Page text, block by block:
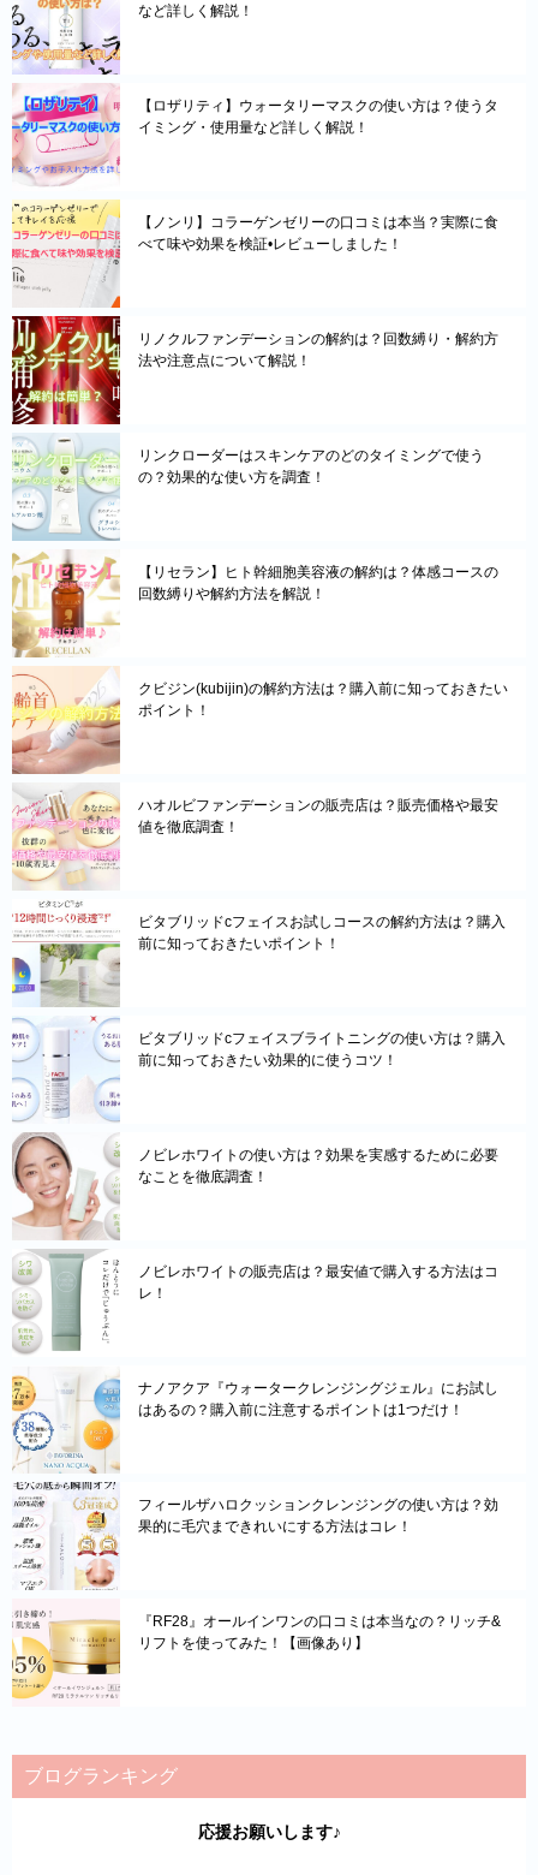
など詳しく解説！
【ロザリティ】ウォータリーマスクの使い方は？使うタ
イミング・使用量など詳しく解説！
【ノンリ】コラーゲンゼリーの口コミは本当？実際に食
べて味や効果を検証•レビューしました！
リノクルファンデーションの解約は？回数縛り・解約方
法や注意点について解説！
リンクローダーはスキンケアのどのタイミングで使う
の？効果的な使い方を調査！
【リセラン】ヒト幹細胞美容液の解約は？体感コースの
回数縛りや解約方法を解説！
クビジン(kubijin)の解約方法は？購入前に知っておきたい
ポイント！
ハオルビファンデーションの販売店は？販売価格や最安
値を徹底調査！
ビタブリッドcフェイスお試しコースの解約方法は？購入
前に知っておきたいポイント！
ビタブリッドcフェイスブライトニングの使い方は？購入
前に知っておきたい効果的に使うコツ！
ノビレホワイトの使い方は？効果を実感するために必要
なことを徹底調査！
ノビレホワイトの販売店は？最安値で購入する方法はコ
レ！
ナノアクア『ウォータークレンジングジェル』にお試し
はあるの？購入前に注意するポイントは1つだけ！
フィールザハロクッションクレンジングの使い方は？効
果的に毛穴まできれいにする方法はコレ！
『RF28』オールインワンの口コミは本当なの？リッチ&
リフトを使ってみた！【画像あり】
ブログランキング
応援お願いします♪